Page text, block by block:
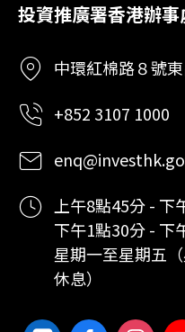
投資推廣署香港辦事
中環紅棉路８號
+852 3107 1000
上午8點45分 - 下
下午1點30分 - 下
星期一至星期五
休息）